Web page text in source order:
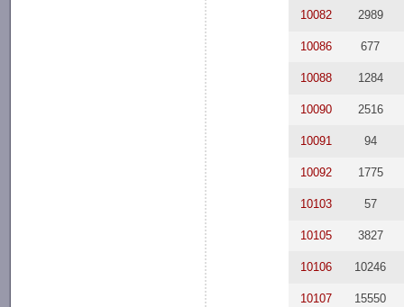
10082 2989
10086 677
10088 1284
10090 2516
10091 94
10092 1775
10103 57
10105 3827
10106 10246
10107 15550